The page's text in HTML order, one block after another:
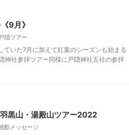
9月》
戸隠ツアー
いた7月に加えて紅葉のシーズンも始まる
神社参拝ツアー同様に戸隠神社五社の参拝
黒山・湯殿山ツアー2022
動メッセージ